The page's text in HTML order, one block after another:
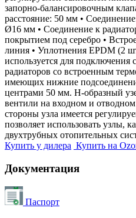
запорно-балансировочным
расстояние: 50 мм •
Ø16 мм • Соединение к
покрытием под серебро •
линия • Уплотнения EPDM (2
используется для подключения
радиаторов со встроенным
имеющих нижние
центрами 50 мм. Н-образный
вентили на входном и
стороны узла имеется
позволяет использовать узлы,
двухтрубных отопительных
Купить у дилера Купить на
Документация
Паспорт